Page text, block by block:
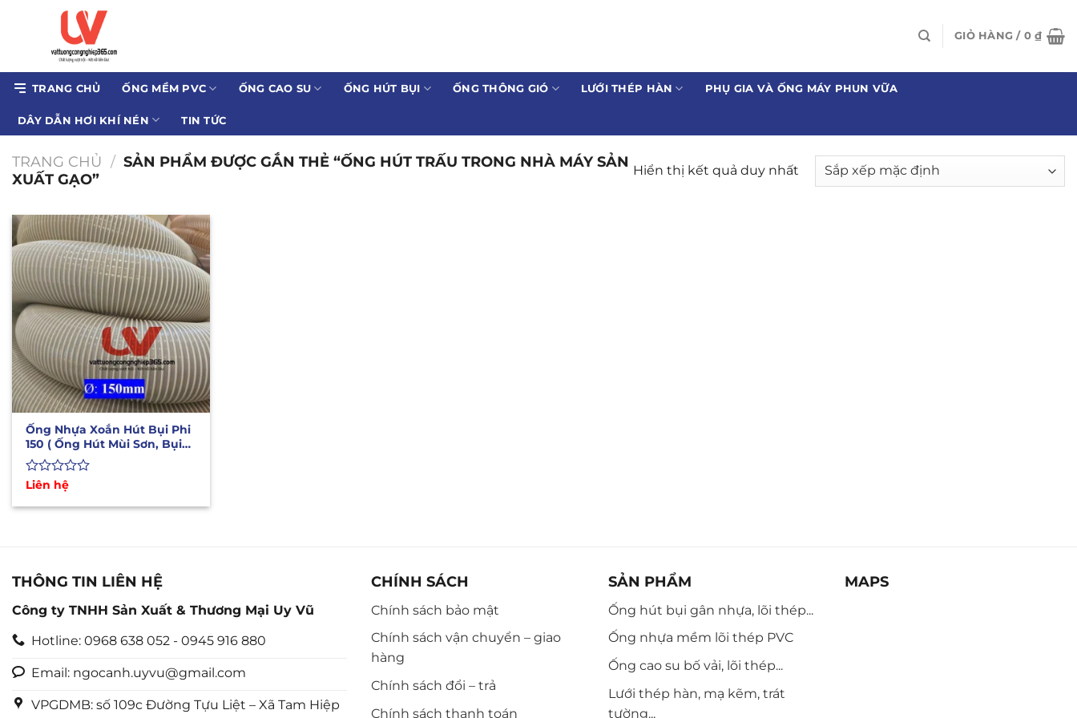
dung
GIỎ HÀNG / 0₫
TRANG CHỦ ỐNG MỀM PVC ỐNG CAO SU ỐNG HÚT BỤI ỐNG THÔNG GIÓ LƯỚI THÉP HÀN PHỤ GIA VÀ ỐNG MÁY PHUN VỮA
DÂY DẪN HƠI KHÍ NÉN TIN TỨC
TRANG CHỦ / SẢN PHẨM ĐƯỢC GẮN THẺ “ỐNG HÚT TRẤU TRONG NHÀ MÁY SẢN
XUẤT GẠO”
Hiển thị kết quả duy nhất
Ống Nhựa Xoắn Hút Bụi Phi
150 ( Ống Hút Mùi Sơn, Bụi
Gỗ)
Được
hạng
Liên hệ
THÔNG TIN LIÊN HỆ
Công ty TNHH Sản Xuất & Thương Mại Uy Vũ
Hotline: 0968 638 052 - 0945 916 880
Email: ngocanh.uyvu@gmail.com
VPGDMB: số 109c Đường Tựu Liệt – Xã Tam Hiệp
CHÍNH SÁCH
Chính sách bảo mật
Chính sách vận chuyển – giao
hàng
Chính sách đổi – trả
Chính sách thanh toán
SẢN PHẨM
Ống hút bụi gân nhựa, lõi thép...
Ống nhựa mềm lõi thép PVC
Ống cao su bố vải, lõi thép...
Lưới thép hàn, mạ kẽm, trát
tường...
MAPS